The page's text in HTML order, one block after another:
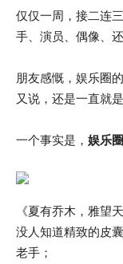
仅仅一周，接二连
手、演员、偶像、
朋友感慨，娱乐圈
又说，还是一直就
一个事实是， 娱乐
《夏有乔木，雅望
没人知道精致的皮
老手；